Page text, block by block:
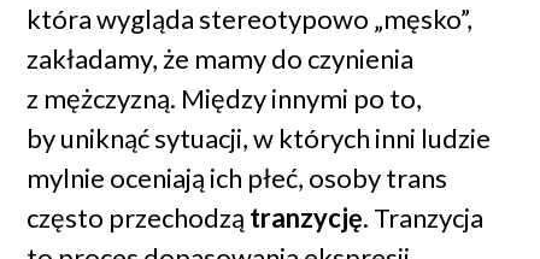
o potrzebach osób
ze zróżnicowanymi cechami
płciowymi, dobrym źródłem
informacji jeststrona Fundacji
Interakcja.
która wygląda stereotypowo „męsko”,
zakładamy, że mamy do czynienia
z mężczyzną. Między innymi po to,
by uniknąć sytuacji, w których inni ludzie
mylnie oceniają ich płeć, osoby trans
często przechodzą tranzycję. Tranzycja